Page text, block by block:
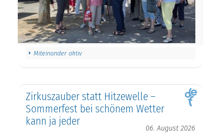
Miteinander aktiv
Zirkuszauber statt Hitzewelle –
Sommerfest bei schönem Wetter
kann ja jeder
06. August 2026